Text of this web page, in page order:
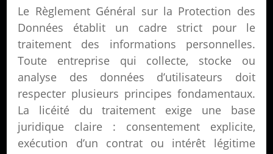
Le Règlement Général sur la Protection des
Données établit un cadre strict pour le
traitement des informations personnelles.
Toute entreprise qui collecte, stocke ou
analyse des données d’utilisateurs doit
respecter plusieurs principes fondamentaux.
La licéité du traitement exige une base
juridique claire : consentement explicite,
exécution d’un contrat ou intérêt légitime